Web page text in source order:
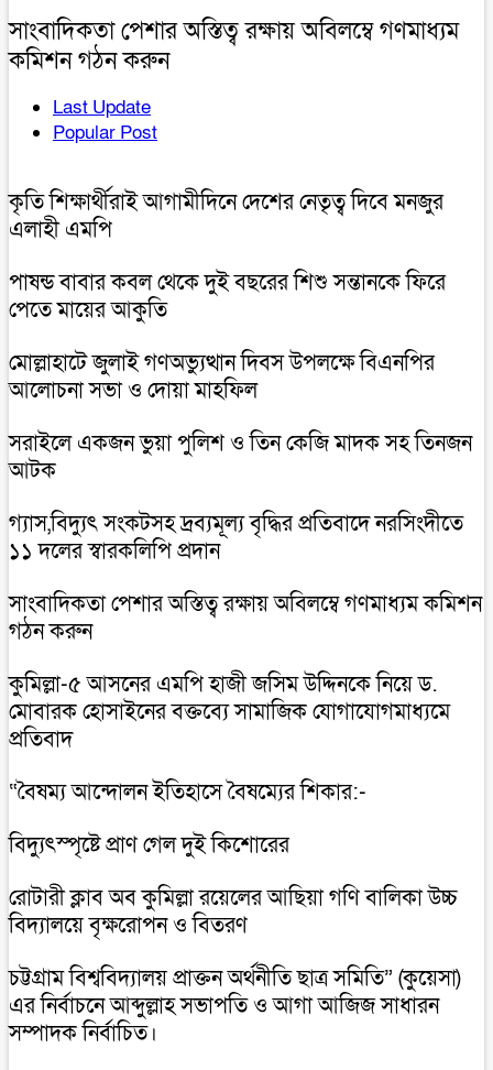
সাংবাদিকতা পেশার অস্তিত্ব রক্ষায় অবিলম্বে গণমাধ্যম
কমিশন গঠন করুন
Last Update
Popular Post
কৃতি শিক্ষার্থীরাই আগামীদিনে দেশের নেতৃত্ব দিবে মনজুর
এলাহী এমপি
পাষন্ড বাবার কবল থেকে দুই বছরের শিশু সন্তানকে ফিরে
পেতে মায়ের আকুতি
মোল্লাহাটে জুলাই গণঅভ্যুত্থান দিবস উপলক্ষে বিএনপির
আলোচনা সভা ও দোয়া মাহফিল
সরাইলে একজন ভুয়া পুলিশ ও তিন কেজি মাদক সহ তিনজন
আটক
গ্যাস,বিদ্যুৎ সংকটসহ দ্রব্যমূল্য বৃদ্ধির প্রতিবাদে নরসিংদীতে
১১ দলের স্বারকলিপি প্রদান
সাংবাদিকতা পেশার অস্তিত্ব রক্ষায় অবিলম্বে গণমাধ্যম কমিশন
গঠন করুন
কুমিল্লা-৫ আসনের এমপি হাজী জসিম উদ্দিনকে নিয়ে ড.
মোবারক হোসাইনের বক্তব্যে সামাজিক যোগাযোগমাধ্যমে
প্রতিবাদ
“বৈষম্য আন্দোলন ইতিহাসে বৈষম্যের শিকার:-
বিদ্যুৎস্পৃষ্টে প্রাণ গেল দুই কিশোরের
রোটারী ক্লাব অব কুমিল্লা রয়েলের আছিয়া গণি বালিকা উচ্চ
বিদ্যালয়ে বৃক্ষরোপন ও বিতরণ
চট্টগ্রাম বিশ্ববিদ্যালয় প্রাক্তন অর্থনীতি ছাত্র সমিতি” (কুয়েসা)
এর নির্বাচনে আব্দুল্লাহ সভাপতি ও আগা আজিজ সাধারন
সম্পাদক নির্বাচিত।